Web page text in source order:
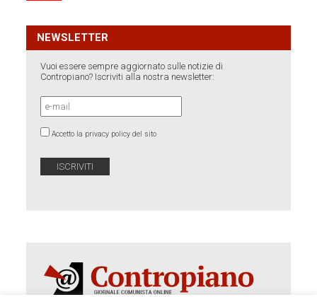
NEWSLETTER
Vuoi essere sempre aggiornato sulle notizie di
Contropiano? Iscriviti alla nostra newsletter:
Accetto la privacy policy del sito